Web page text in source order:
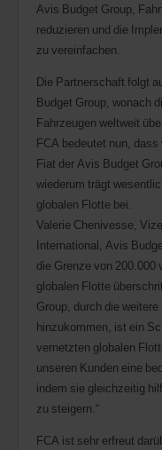
Avis Budget Group,
reduzieren und die
zu vereinfachen.
Die Partnerschaft folgt
Budget Group, wonach
Fahrzeugen weltweit
FCA bedeutet nun,
Fiat der Avis Budget
wiederum trägt
globalen Flotte bei.
Valerie Chenivesse,
International, Avis
die Grenze von 200.000
globalen Flotte
Group, durch die
hinzukommen, ist ein
vernetzten globalen
unseren Kunden eine
indem sie gleichzeitig
zu steigern.“
FCA ist sehr erfreut